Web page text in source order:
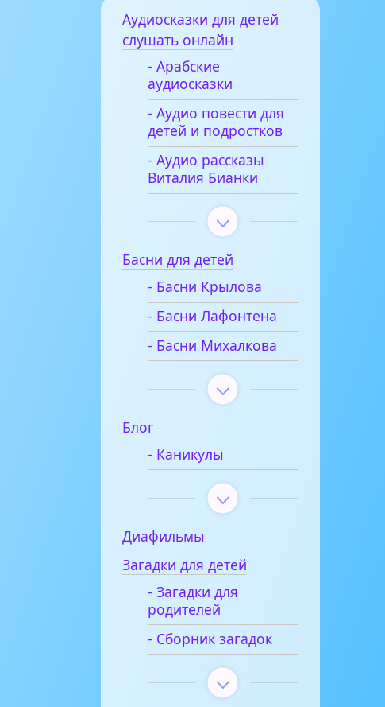
Аудиосказки для детей
слушать онлайн
- Арабские
аудиосказки
- Аудио повести для
детей и подростков
- Аудио рассказы
Виталия Бианки
Басни для детей
- Басни Крылова
- Басни Лафонтена
- Басни Михалкова
Блог
- Каникулы
Диафильмы
Загадки для детей
- Загадки для
родителей
- Сборник загадок